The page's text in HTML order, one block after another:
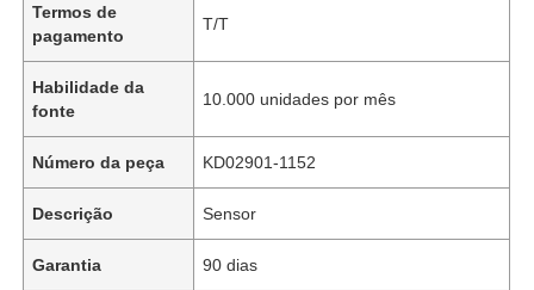
Termos de
pagamento
T/T
Habilidade da
fonte
10.000 unidades por mês
Número da peça KD02901-1152
Descrição Sensor
Garantia 90 dias